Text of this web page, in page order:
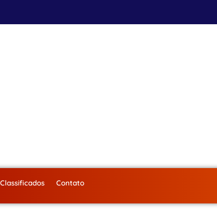
Classificados Contato